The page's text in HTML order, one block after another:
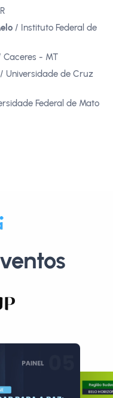
/ Instituto Federal de
Caceres - MT
/ Universidade de Cruz
Federal de Mato